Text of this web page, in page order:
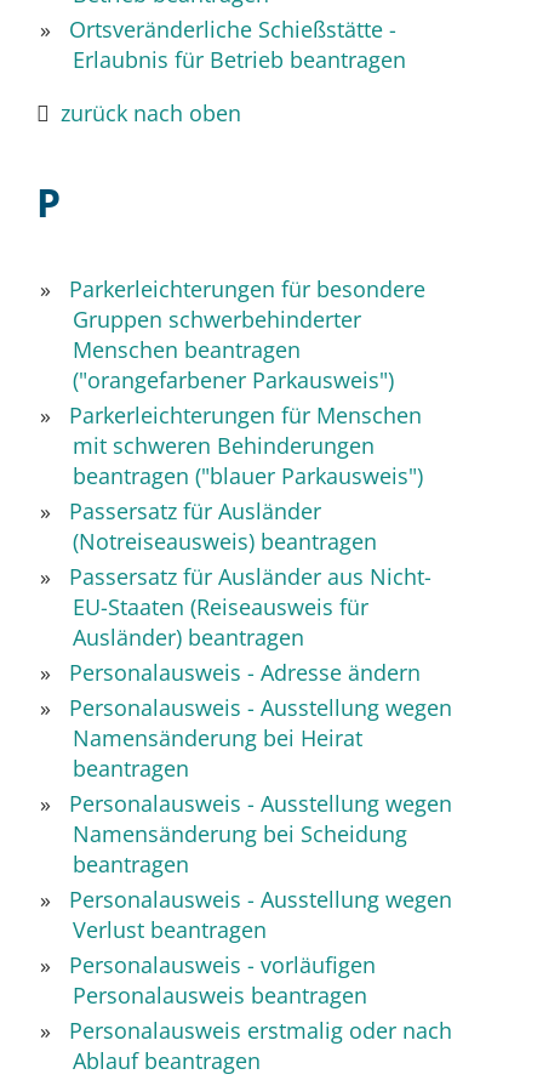
Ortsveränderliche Schießstätte -
Erlaubnis für Betrieb beantragen
zurück nach oben
P
Parkerleichterungen für besondere
Gruppen schwerbehinderter
Menschen beantragen
("orangefarbener Parkausweis")
Parkerleichterungen für Menschen
mit schweren Behinderungen
beantragen ("blauer Parkausweis")
Passersatz für Ausländer
(Notreiseausweis) beantragen
Passersatz für Ausländer aus Nicht-
EU-Staaten (Reiseausweis für
Ausländer) beantragen
Personalausweis - Adresse ändern
Personalausweis - Ausstellung wegen
Namensänderung bei Heirat
beantragen
Personalausweis - Ausstellung wegen
Namensänderung bei Scheidung
beantragen
Personalausweis - Ausstellung wegen
Verlust beantragen
Personalausweis - vorläufigen
Personalausweis beantragen
Personalausweis erstmalig oder nach
Ablauf beantragen